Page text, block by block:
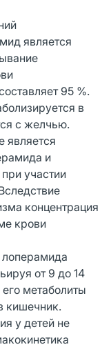
является
95 %.
в
с желчью.
является
и
участии
концентрация
крови
от 9 до 14
метаболиты
кишечник.
у детей не